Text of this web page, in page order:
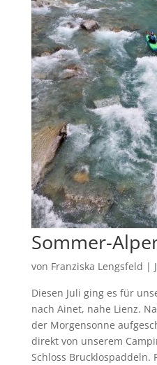
Sommer-
von Franziska Lengsfeld |
Diesen Juli ging es für
nach Ainet, nahe Lienz.
der Morgensonne
direkt von unserem
Schloss Brucklospaddeln.